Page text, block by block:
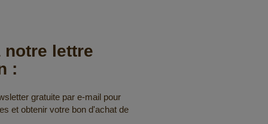
lettre
:
gratuite par e-mail pour
et obtenir votre bon d'achat de